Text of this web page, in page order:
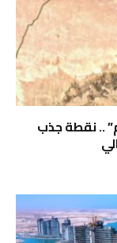
.. نقطة جذب